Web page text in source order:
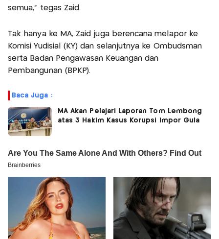
semua,” tegas Zaid.
Tak hanya ke MA, Zaid juga berencana melapor ke
Komisi Yudisial (KY) dan selanjutnya ke Ombudsman
serta Badan Pengawasan Keuangan dan
Pembangunan (BPKP).
Baca Juga :
MA Akan Pelajari Laporan Tom Lembong
atas 3 Hakim Kasus Korupsi Impor Gula